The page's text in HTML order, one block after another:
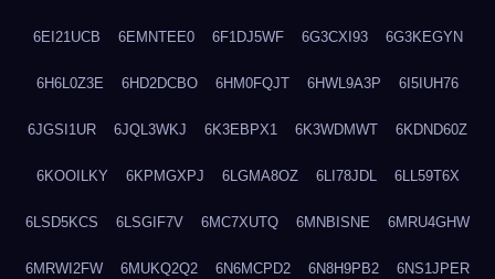
6EI21UCB 6EMNTEE0 6F1DJ5WF 6G3CXI93 6G3KEGYN
6H6L0Z3E 6HD2DCBO 6HM0FQJT 6HWL9A3P 6I5IUH76
6JGSI1UR 6JQL3WKJ 6K3EBPX1 6K3WDMWT 6KDND60Z
6KOOILKY 6KPMGXPJ 6LGMA8OZ 6LI78JDL 6LL59T6X
6LSD5KCS 6LSGIF7V 6MC7XUTQ 6MNBISNE 6MRU4GHW
6MRWI2FW 6MUKQ2Q2 6N6MCPD2 6N8H9PB2 6NS1JPER